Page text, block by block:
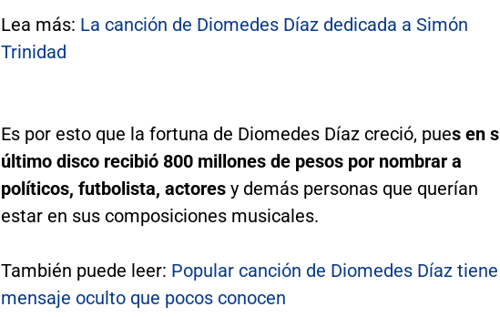
Lea más: La canción de Diomedes Díaz dedicada a Simón
Trinidad
Es por esto que la fortuna de Diomedes Díaz creció, pues en
último disco recibió 800 millones de pesos por nombrar a
políticos, futbolista, actoresy demás personas que querían
estar en sus composiciones musicales.
También puede leer: Popular canción de Diomedes Díaz tiene
mensaje oculto que pocos conocen